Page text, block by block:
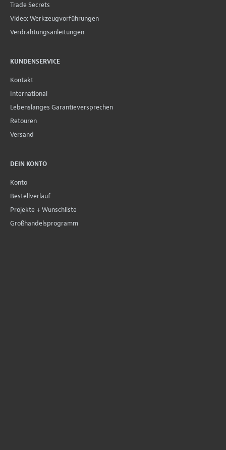
Trade Secrets
Video: Werkzeugvorführungen
Verdrahtungsanleitungen
KUNDENSERVICE
Kontakt
International
Lebenslanges Garantieversprechen
Retouren
Versand
DEIN KONTO
Konto
Bestellverlauf
Projekte + Wunschliste
Großhandelsprogramm